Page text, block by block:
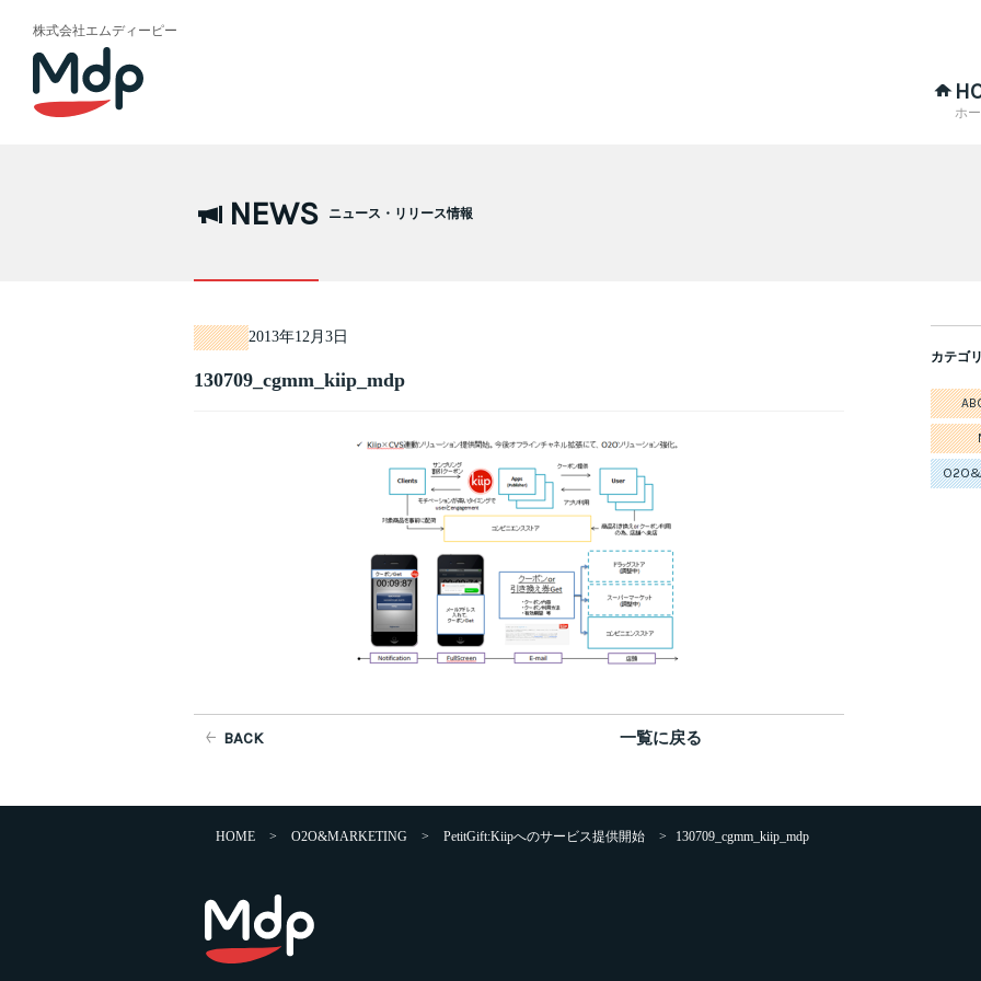
株式会社エムディーピー
ホ
NEWS ニュース・リリース情報
2013年12月3日
130709_cgmm_kiip_mdp
BACK 一覧に戻る
カテゴ
HOME > O2O&MARKETING > PetitGift:Kiipへのサービス提供開始 > 130709_cgmm_kiip_mdp